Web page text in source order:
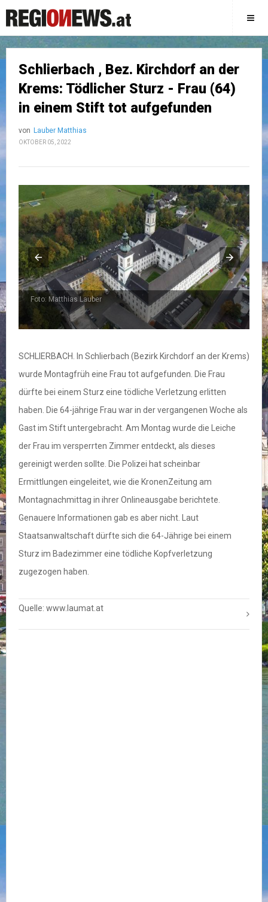
Schlierbach , Bez. Kirchdorf an der
Krems: Tödlicher Sturz - Frau (64)
in einem Stift tot aufgefunden
von Lauber Matthias
OKTOBER 05, 2022
Foto: Matthias Lauber
SCHLIERBACH. In Schlierbach (Bezirk Kirchdorf an der Krems)
wurde Montagfrüh eine Frau tot aufgefunden. Die Frau
dürfte bei einem Sturz eine tödliche Verletzung erlitten
haben. Die 64-jährige Frau war in der vergangenen Woche als
Gast im Stift untergebracht. Am Montag wurde die Leiche
der Frau im versperrten Zimmer entdeckt, als dieses
gereinigt werden sollte. Die Polizei hat scheinbar
Ermittlungen eingeleitet, wie die KronenZeitung am
Montagnachmittag in ihrer Onlineausgabe berichtete.
Genauere Informationen gab es aber nicht. Laut
Staatsanwaltschaft dürfte sich die 64-Jährige bei einem
Sturz im Badezimmer eine tödliche Kopfverletzung
zugezogen haben.
Quelle: www.laumat.at